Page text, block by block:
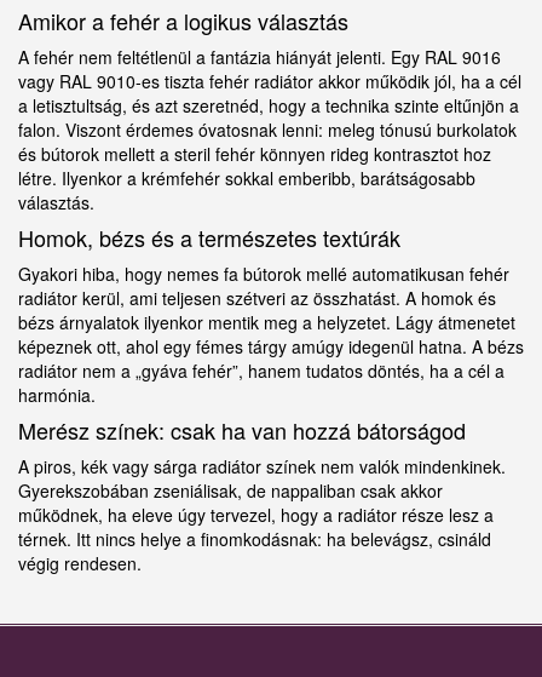
Amikor a fehér a logikus választás
A fehér nem feltétlenül a fantázia hiányát jelenti. Egy RAL 9016
vagy RAL 9010-es tiszta fehér radiátor akkor működik jól, ha a cél
a letisztultság, és azt szeretnéd, hogy a technika szinte eltűnjön a
falon. Viszont érdemes óvatosnak lenni: meleg tónusú burkolatok
és bútorok mellett a steril fehér könnyen rideg kontrasztot hoz
létre. Ilyenkor a krémfehér sokkal emberibb, barátságosabb
választás.
Homok, bézs és a természetes textúrák
Gyakori hiba, hogy nemes fa bútorok mellé automatikusan fehér
radiátor kerül, ami teljesen szétveri az összhatást. A homok és
bézs árnyalatok ilyenkor mentik meg a helyzetet. Lágy átmenetet
képeznek ott, ahol egy fémes tárgy amúgy idegenül hatna. A bézs
radiátor nem a „gyáva fehér”, hanem tudatos döntés, ha a cél a
harmónia.
Merész színek: csak ha van hozzá bátorságod
A piros, kék vagy sárga radiátor színek nem valók mindenkinek.
Gyerekszobában zseniálisak, de nappaliban csak akkor
működnek, ha eleve úgy tervezel, hogy a radiátor része lesz a
térnek. Itt nincs helye a finomkodásnak: ha belevágsz, csináld
végig rendesen.